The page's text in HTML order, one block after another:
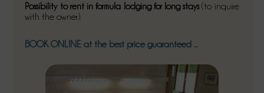
Possibility to rent in formula lodging for long stays(to inquire
with the owner).
BOOK ONLINEat the best price guaranteed ...